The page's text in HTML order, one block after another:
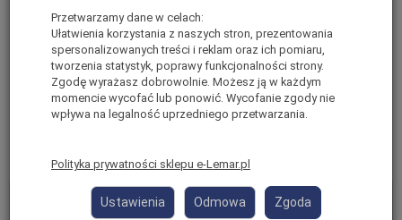
Załamanie szynowe do wind
GEDA 02877
Jest
brutto:1 994,00 zł
(netto:1 621,14 zł)
05711
Ostatnie sztuki
brutto:1 038,00 zł
(netto:843,90 zł
Przetwarzamy dane w celach:
Ułatwienia korzystania z naszych stron, prezentowania
spersonalizowanych treści i reklam oraz ich pomiaru,
tworzenia statystyk, poprawy funkcjonalności strony.
Zgodę wyrażasz dobrowolnie. Możesz ją w każdym
momencie wycofać lub ponowić. Wycofanie zgody nie
wpływa na legalność uprzedniego przetwarzania.
Polityka prywatności sklepu e-Lemar.pl
Ustawienia Odmowa Zgoda